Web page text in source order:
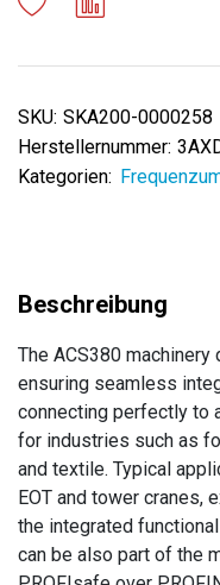
SKU: SKA200-0000258
Herstellernummer:
Kategorien:
The ACS380
ensuring seamless
connecting perfectly to
for industries such as
and textile. Typical
EOT and tower cranes,
the integrated
can be also part of the